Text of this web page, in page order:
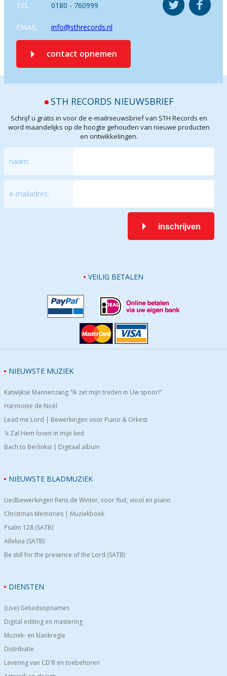
TEL. 0180 - 760999
EMAIL info@sthrecords.nl
contact opnemen
STH RECORDS NIEUWSBRIEF
Schrijf u gratis in voor de e-mailnieuwsbrief van STH Records en
word maandelijks op de hoogte gehouden van nieuwe producten
en ontwikkelingen.
naam:
e-mailadres:
inschrijven
VEILIG BETALEN
NIEUWSTE MUZIEK
Katwijkse Mannenzang "Ik zet mijn treden in Uw spoor!"
Harmonie de Noël
Lead me Lord | Bewerkingen voor Piano & Orkest
'k Zal Hem loven in mijn lied
Bach to Berlinksi | Digitaal album
NIEUWSTE BLADMUZIEK
Liedbewerkingen Rens de Winter, voor fluit, viool en piano
Christmas Memories | Muziekboek
Psalm 128 (SATB)
Alleluia (SATB)
Be still for the presence of the Lord (SATB)
DIENSTEN
(Live) Geluidsopnames
Digital editing en mastering
Muziek- en klankregie
Distributie
Levering van CD'R en toebehoren